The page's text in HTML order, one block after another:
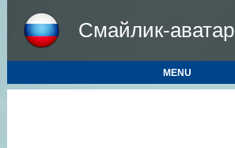
Смайлик-аватар
MENU